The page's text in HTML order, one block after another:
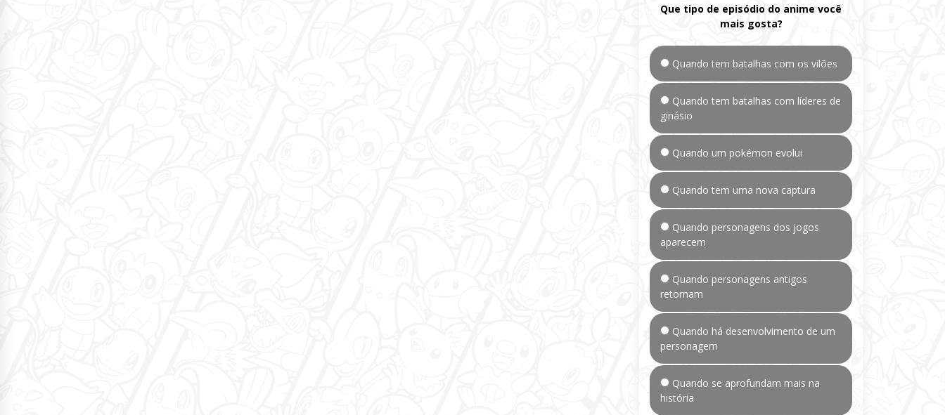
Que tipo de episódio do anime você
mais gosta?
Quando tem batalhas com os vilões
Quando tem batalhas com líderes de
ginásio
Quando um pokémon evolui
Quando tem uma nova captura
Quando personagens dos jogos
aparecem
Quando personagens antigos
retornam
Quando há desenvolvimento de um
personagem
Quando se aprofundam mais na
história